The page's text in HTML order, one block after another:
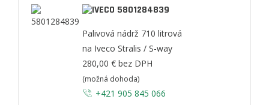
5801284839
Palivová nádrž 710 litrová
na Iveco Stralis / S-way
280,00 € bez DPH
(možná dohoda)
+421 905 845 066